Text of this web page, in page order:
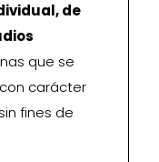
de
que se
carácter
fines de